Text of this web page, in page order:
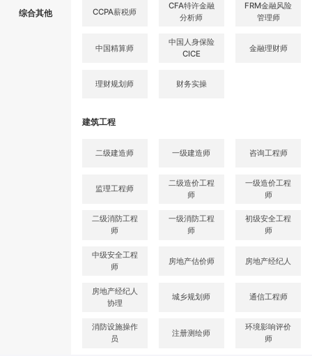
综合其他 CCPA薪税师
CFA特许金融
分析师
FRM金融风险
管理师
中国精算师
中国人身保险
CICE
金融理财师
理财规划师 财务实操
建筑工程
二级建造师 一级建造师 咨询工程师
监理工程师
二级造价工程
师
一级造价工程
师
二级消防工程
师
一级消防工程
师
初级安全工程
师
中级安全工程
师
房地产估价师 房地产经纪人
房地产经纪人
协理
城乡规划师 通信工程师
消防设施操作
员
注册测绘师
环境影响评价
师